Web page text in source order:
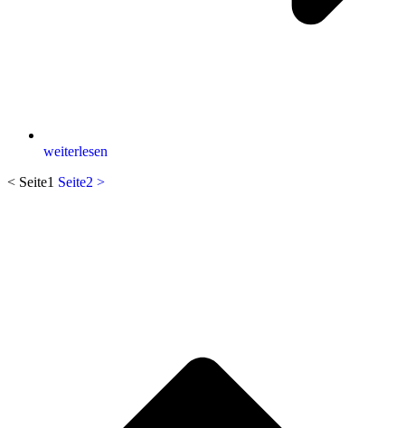
weiterlesen
< Seite1 Seite2 >